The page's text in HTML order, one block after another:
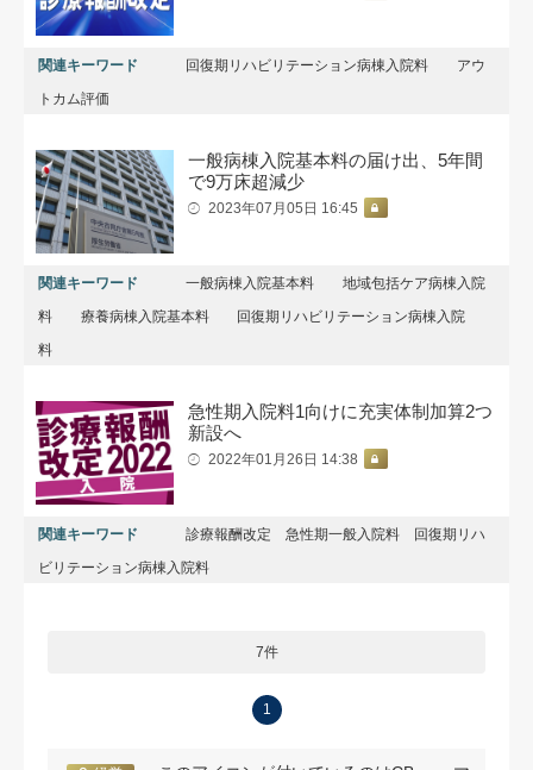
関連キーワード 回復期リハビリテーション病棟入院料
アウ
トカム評価
一般病棟入院基本料の届け出、5年間
で9万床超減少
2023年07月05日 16:45
関連キーワード 一般病棟入院基本料
地域包括ケア病棟入院
料
療養病棟入院基本料
回復期リハビリテーション病棟入院
料
急性期入院料1向けに充実体制加算2つ
新設へ
2022年01月26日 14:38
関連キーワード
診療報酬改定 急性期一般入院料 回復期リハ
ビリテーション病棟入院料
7件
1